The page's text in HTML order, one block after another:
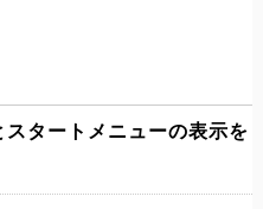
タートメニューの表示を